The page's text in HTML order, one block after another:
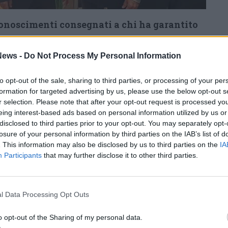
- Do Not Process My Personal Information
opt-out of the sale, sharing to third parties, or processing of your
for targeted advertising by us, please use the below opt-out
selection. Please note that after your opt-out request is processed
interest-based ads based on personal information utilized by us
to third parties prior to your opt-out. You may separately
of your personal information by third parties on the IAB’s list of
This information may also be disclosed by us to third parties on the
Participants that may further disclose it to other third parties.
Data Processing Opt Outs
opt-out of the Sharing of my personal data.
consegnati a chi ha garantito
e sicurezzain occasione di
internazionali ospitati dal
di Protezione civile, espressione dei
e delle principali realtà operative
mentre altri3.373 sono stati destinati
ai Comandi di Polizia Localeche
interessati dalle manifestazioni
177, infine, a funzionari e tecnici di
territoriali e amministrazioni pubbliche
di pianificazione, coordinamento e
Tra i premiati anche
e volontari della Protezione Civile